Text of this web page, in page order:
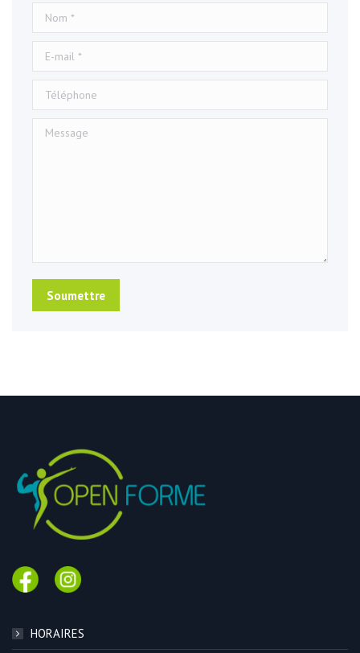
Nom *
E-mail *
Téléphone
Message
Soumettre
HORAIRES